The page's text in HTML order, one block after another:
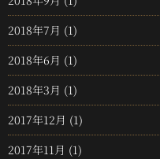
2018年7月 (1)
2018年6月 (1)
2018年3月 (1)
2017年12月 (1)
2017年11月 (1)